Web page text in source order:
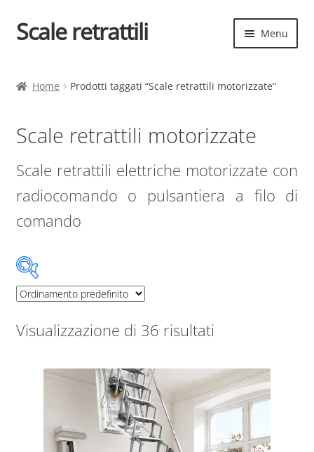
Vai
alla
Vai
al
Scale retrattili Menu
il
Cart
Elenco scale
il
Scelta rapida
Home Prodotti taggati “Scale retrattili motorizzate”
Scale retrattili motorizzate
Scale retrattili elettriche motorizzate con
radiocomando o pulsantiera a filo di
comando
Visualizzazione di 36 risultati